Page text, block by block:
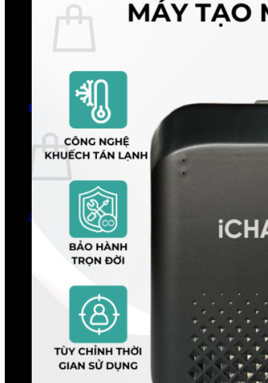
Quay trở lại cửa hàng
0
Giỏ hàng
Chưa có sản phẩm trong giỏ hàng.
Quay trở lại cửa hàng